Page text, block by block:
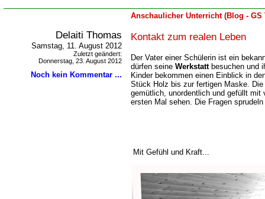
Anschaulicher Unterricht (Blog - GS
Delaiti Thomas
Samstag, 11. August 2012
Zuletzt geändert:
Donnerstag, 23. August 2012
Noch kein Kommentar ...
Kontakt zum realen Leben
Der Vater einer Schülerin ist ein
dürfen seine Werkstattbesuchen und
Kinder bekommen einen Einblick in
Stück Holz bis zur fertigen Maske.
gemütlich, unordentlich und gefüllt mit
ersten Mal sehen. Die Fragen
Mit Gefühl und Kraft...